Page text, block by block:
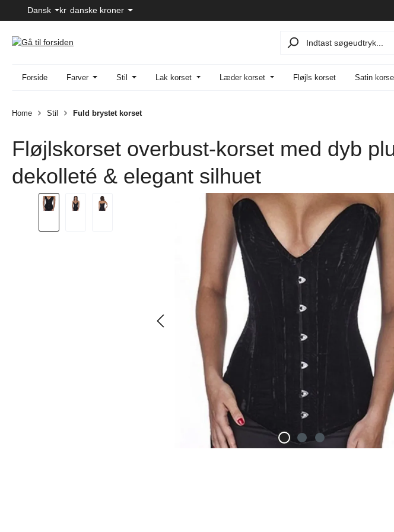
hovedindhold
Spring til søgning
Gå til hovednavigation
Dansk kr danske kroner
Forside Farver Stil Lak korset Læder korset Fløjls korset Satin
Home Stil Fuld brystet korset
Fløjlskorset overbust-korset med dyb
dekolleté & elegant silhuet
Spring over billedgalleri